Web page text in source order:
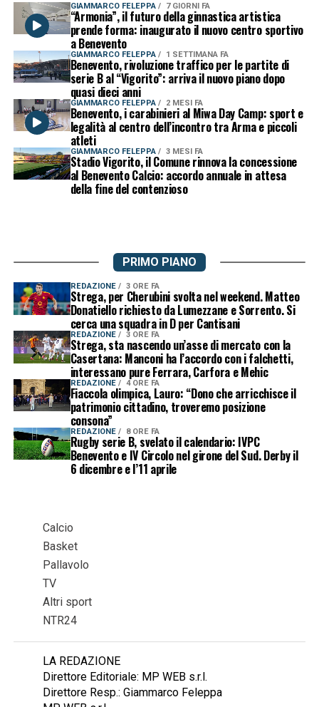
GIAMMARCO FELEPPA 7 GIORNI FA
“Armonia”, il futuro della ginnastica artistica
prende forma: inaugurato il nuovo centro sportivo
a Benevento
GIAMMARCO FELEPPA 1 SETTIMANA FA
Benevento, rivoluzione traffico per le partite di
serie B al “Vigorito”: arriva il nuovo piano dopo
quasi dieci anni
GIAMMARCO FELEPPA 2 MESI FA
Benevento, i carabinieri al Miwa Day Camp: sport e
legalità al centro dell’incontro tra Arma e piccoli
atleti
GIAMMARCO FELEPPA 3 MESI FA
Stadio Vigorito, il Comune rinnova la concessione
al Benevento Calcio: accordo annuale in attesa
della fine del contenzioso
PRIMO PIANO
REDAZIONE 3 ORE FA
Strega, per Cherubini svolta nel weekend. Matteo
Donatiello richiesto da Lumezzane e Sorrento. Si
cerca una squadra in D per Cantisani
REDAZIONE 3 ORE FA
Strega, sta nascendo un’asse di mercato con la
Casertana: Manconi ha l’accordo con i falchetti,
interessano pure Ferrara, Carfora e Mehic
REDAZIONE 4 ORE FA
Fiaccola olimpica, Lauro: “Dono che arricchisce il
patrimonio cittadino, troveremo posizione
consona”
REDAZIONE 8 ORE FA
Rugby serie B, svelato il calendario: IVPC
Benevento e IV Circolo nel girone del Sud. Derby il
6 dicembre e l’11 aprile
Calcio
Basket
Pallavolo
TV
Altri sport
NTR24
LA REDAZIONE
Direttore Editoriale: MP WEB s.r.l.
Direttore Resp.: Giammarco Feleppa